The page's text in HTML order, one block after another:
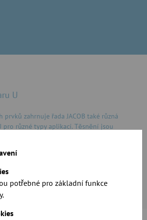
potřebné pro základní funkce
U
prvků zahrnuje řada JACOB také různá
pro různé typy aplikací. Těsnění jsou
trubkami.